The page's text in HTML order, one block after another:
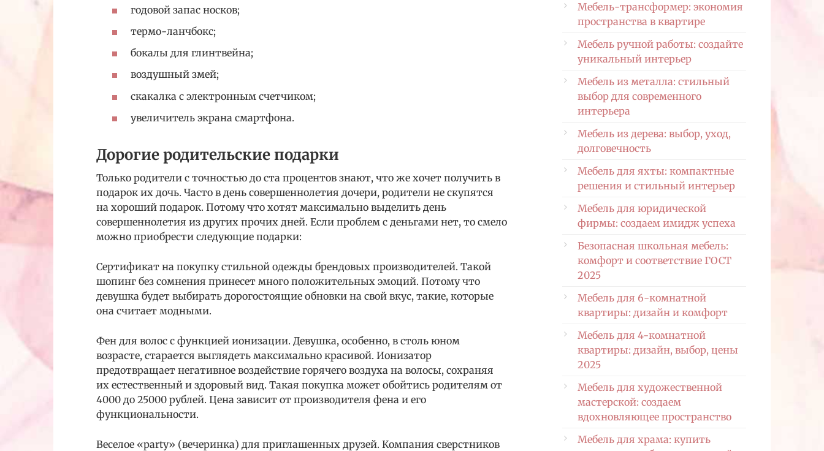
годовой запас носков;
термо-ланчбокс;
бокалы для глинтвейна;
воздушный змей;
скакалка с электронным счетчиком;
увеличитель экрана смартфона.
Дорогие родительские подарки
Только родители с точностью до ста процентов знают, что же хочет получить в
подарок их дочь. Часто в день совершеннолетия дочери, родители не скупятся
на хороший подарок. Потому что хотят максимально выделить день
совершеннолетия из других прочих дней. Если проблем с деньгами нет, то смело
можно приобрести следующие подарки:
Сертификат на покупку стильной одежды брендовых производителей. Такой
шопинг без сомнения принесет много положительных эмоций. Потому что
девушка будет выбирать дорогостоящие обновки на свой вкус, такие, которые
она считает модными.
Фен для волос с функцией ионизации. Девушка, особенно, в столь юном
возрасте, старается выглядеть максимально красивой. Ионизатор
предотвращает негативное воздействие горячего воздуха на волосы, сохраняя
их естественный и здоровый вид. Такая покупка может обойтись родителям от
4000 до 25000 рублей. Цена зависит от производителя фена и его
функциональности.
Веселое «party» (вечеринка) для приглашенных друзей. Компания сверстников
Мебель-трансформер: экономия
пространства в квартире
Мебель ручной работы: создайте
уникальный интерьер
Мебель из металла: стильный
выбор для современного
интерьера
Мебель из дерева: выбор, уход,
долговечность
Мебель для яхты: компактные
решения и стильный интерьер
Мебель для юридической
фирмы: создаем имидж успеха
Безопасная школьная мебель:
комфорт и соответствие ГОСТ
2025
Мебель для 6-комнатной
квартиры: дизайн и комфорт
Мебель для 4-комнатной
квартиры: дизайн, выбор, цены
2025
Мебель для художественной
мастерской: создаем
вдохновляющее пространство
Мебель для храма: купить